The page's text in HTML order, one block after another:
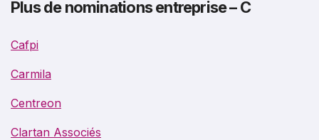
Plus de nominations entreprise – C
Cafpi
Carmila
Centreon
Clartan Associés